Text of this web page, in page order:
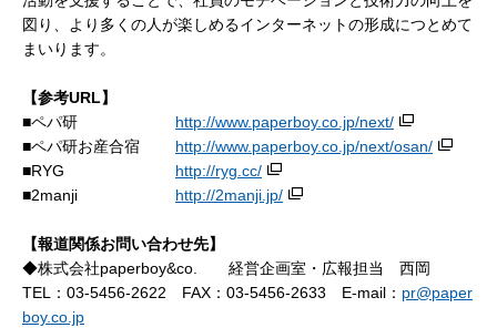
図り、より多くの人が楽しめるインターネットの形成につとめて
まいります。
【参考URL】
■ペパ研
http://www.paperboy.co.jp/next/
■ペパ研お産合宿
http://www.paperboy.co.jp/next/osan/
■RYG
http://ryg.cc/
■2manji
http://2manji.jp/
【報道関係お問い合わせ先】
◆株式会社paperboy&co. 経営企画室・広報担当 西岡
TEL：03-5456-2622 FAX：03-5456-2633 E-mail： pr@paper
boy.co.jp